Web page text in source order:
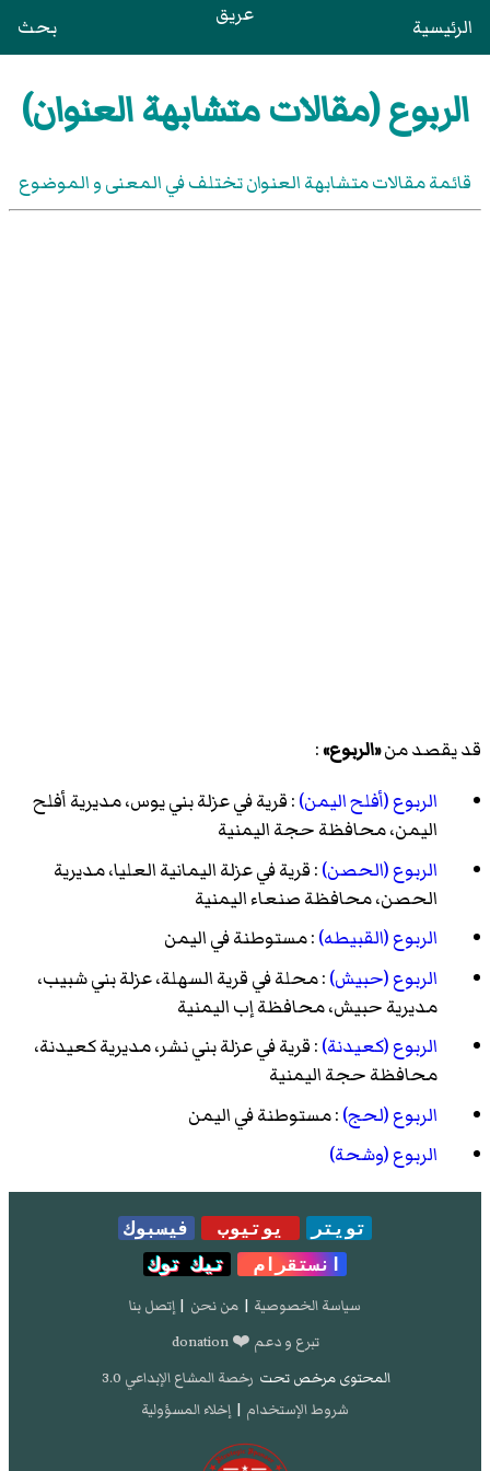
الرئيسية عريق بحث
الربوع (مقالات متشابهة العنوان)
قائمة مقالات متشابهة العنوان تختلف في المعنى و الموضوع
قد يقصد من«الربوع»:
الربوع (أفلح اليمن): قرية في عزلة بني يوس، مديرية أفلح
اليمن، محافظة حجة اليمنية
الربوع (الحصن): قرية في عزلة اليمانية العليا، مديرية
الحصن، محافظة صنعاء اليمنية
الربوع (القبيطه): مستوطنة في اليمن
الربوع (حبيش): محلة في قرية السهلة، عزلة بني شبيب،
مديرية حبيش، محافظة إب اليمنية
الربوع (كعيدنة): قرية في عزلة بني نشر، مديرية كعيدنة،
محافظة حجة اليمنية
الربوع (لحج): مستوطنة في اليمن
الربوع (وشحة)
تويتر يوتيوب
فيسبوك
انستقرام
تيك توك
سياسة الخصوصية | من نحن | إتصل بنا
تبرع و دعم ❤️ donation
المحتوى مرخص تحت رخصة المشاع الإبداعي 3.0
شروط الإستخدام | إخلاء المسؤولية